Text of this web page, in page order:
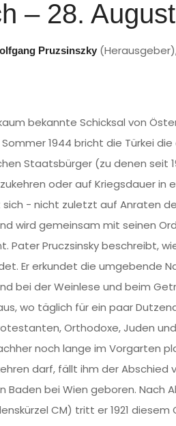
– 28.
Pruzsinszky
bekannte Schicksal von
1944 bricht die Türkei
Staatsbürger (zu denen seit
oder auf Kriegsdauer
- nicht zuletzt auf Anraten
wird gemeinsam mit seinen
Pater Pruczsinsky beschreibt,
Er erkundet die umgebende
bei der Weinlese und beim
wo täglich für ein paar
Orthodoxe, Juden
noch lange im Vorgarten
darf, fällt ihm der
Baden bei Wien geboren.
CM) tritt er 1921